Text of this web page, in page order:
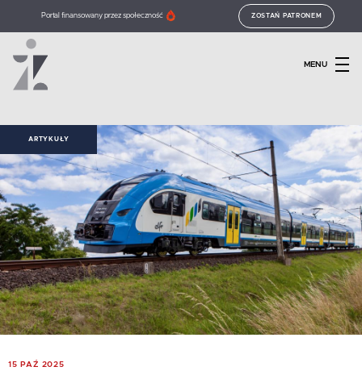
Portal finansowany przez społeczność ZOSTAŃ PATRONEM
MENU
ARTYKUŁY
15 PAŹ 2025